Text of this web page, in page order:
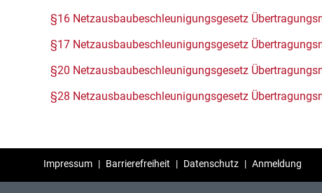
§16 Netzausbaubeschleunigungsgesetz
§17 Netzausbaubeschleunigungsgesetz
§20 Netzausbaubeschleunigungsgesetz
§28 Netzausbaubeschleunigungsgesetz
Impressum | Barrierefreiheit | Datenschutz | Anmeldung